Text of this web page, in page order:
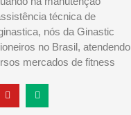
técnica de
nós da Ginastic
no Brasil, atendendo
mercados de fitness